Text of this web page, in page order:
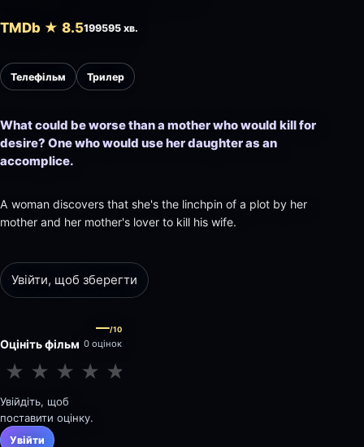
TMDb ★ 8.5199595 хв.
Телефільм Трилер
What could be worse than a mother who would kill for
desire? One who would use her daughter as an
accomplice.
A woman discovers that she's the linchpin of a plot by her
mother and her mother's lover to kill his wife.
Увійти, щоб зберегти
Оцініть фільм
—/10
0 оцінок
★ ★ ★ ★ ★
Увійдіть, щоб
поставити оцінку.
Увійти